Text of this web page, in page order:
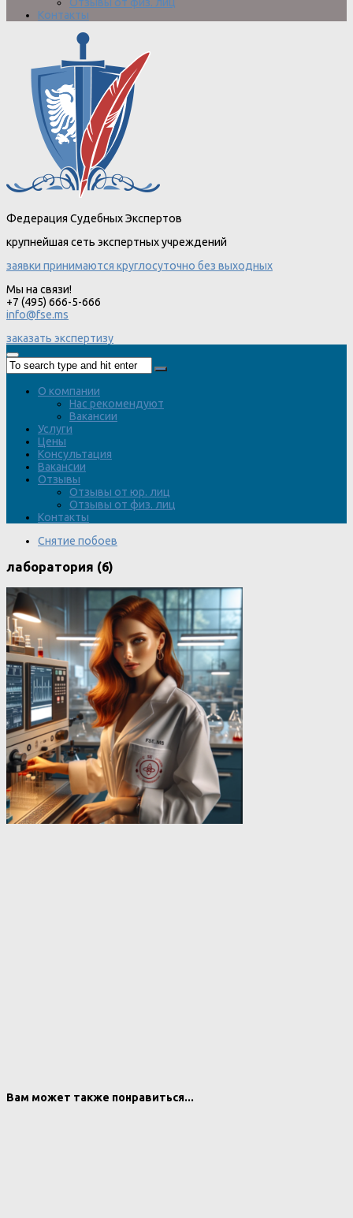
Отзывы от физ. лиц
Контакты
Федерация Судебных Экспертов
крупнейшая сеть экспертных учреждений
заявки принимаются круглосуточно без выходных
Мы на связи!
+7 (495) 666-5-666
info@fse.ms
заказать экспертизу
О компании
Нас рекомендуют
Вакансии
Услуги
Цены
Консультация
Вакансии
Отзывы
Отзывы от юр. лиц
Отзывы от физ. лиц
Контакты
Снятие побоев
лаборатория (6)
Вам может также понравиться...